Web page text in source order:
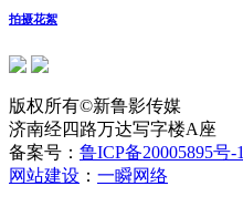
拍摄花絮
版权所有©新鲁影传媒
济南经四路万达写字楼A座
备案号： 鲁ICP备20005895号-1
网站建设 ： 一瞬网络